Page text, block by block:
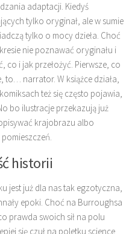
adaptacji. Kiedyś
tylko oryginał, ale w sumie
tylko o mocy dzieła. Choć
nie poznawać oryginału i
co i jak przełożyć. Pierwsze, co
to… narrator. W książce działa,
też się często pojawia,
bo ilustracje przekazują już
krajobrazu albo
historii
jest już dla nas tak egzotyczna,
epoki. Choć na Burroughsa
prawda swoich sił na polu
się czuł na poletku science